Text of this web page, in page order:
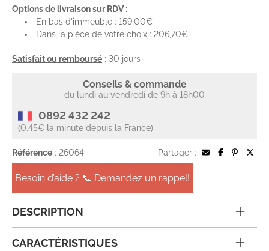
Options de livraison sur RDV :
En bas d'immeuble : 159,00€
Dans la pièce de votre choix : 206,70€
Satisfait ou remboursé : 30 jours
Conseils & commande
du lundi au vendredi de 9h à 18h00
0892 432 242
(0.45€ la minute depuis la France)
Référence : 26064 Partager :
Besoin d’aide ? 📞 Demandez un rappel!
DESCRIPTION
CARACTÉRISTIQUES